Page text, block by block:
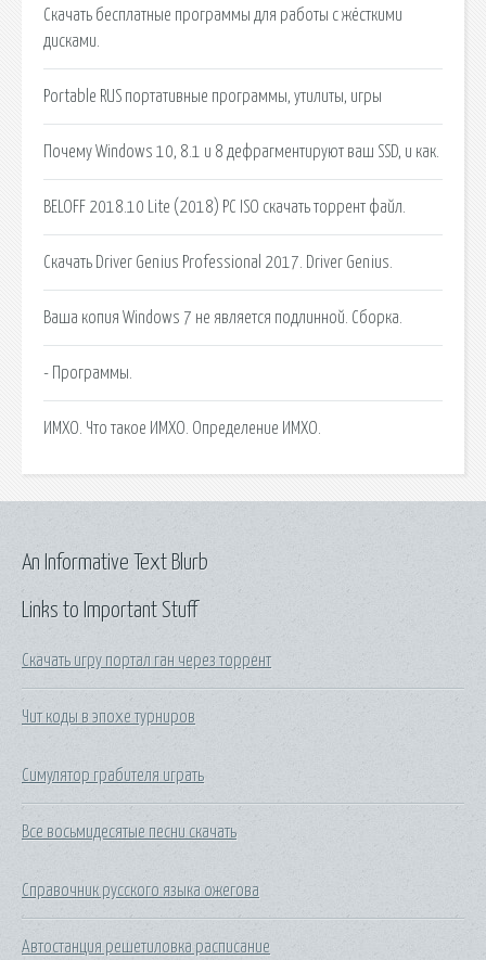
Скачать бесплатные программы для работы с жёсткими
дисками.
Portable RUS портативные программы, утилиты, игры
Почему Windows 10, 8.1 и 8 дефрагментируют ваш SSD, и как.
BELOFF 2018.10 Lite (2018) PC ISO скачать торрент файл.
Скачать Driver Genius Professional 2017. Driver Genius.
Ваша копия Windows 7 не является подлинной. Сборка.
- Программы.
ИМХО. Что такое ИМХО. Определение ИМХО.
Links to Important Stuff
Скачать игру портал ган через торрент
Чит коды в эпохе турниров
Симулятор грабителя играть
Все восьмидесятые песни скачать
Справочник русского языка ожегова
Автостанция решетиловка расписание
An Informative Text Blurb